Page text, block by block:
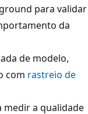
para validar
da
de modelo,
com rastreio de
medir a qualidade